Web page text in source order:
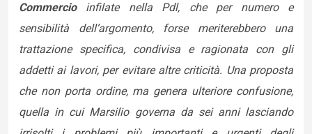
Commercioinfilate nella Pdl, che per numero e
sensibilità dell’argomento, forse meriterebbero una
trattazione specifica, condivisa e ragionata con gli
addetti ai lavori, per evitare altre criticità. Una proposta
che non porta ordine, ma genera ulteriore confusione,
quella in cui Marsilio governa da sei anni lasciando